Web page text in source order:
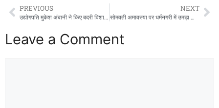
PREVIOUS
उद्योगपति मुकेश अंबानी ने किए बदरी विशाल के दर्शन, मंदिर समिति को 10 करोड़ रुपये दिए दान
NEXT
सोमवती अमावस्या पर धर्मनगरी में उमड़ा आस्था का जनसैलाब, ‘हर-हर गंगे’ जयघोष से गूंजे घाट
Leave a Comment